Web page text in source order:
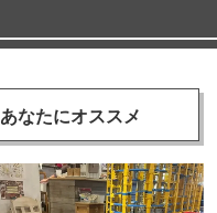
あなたにオススメ